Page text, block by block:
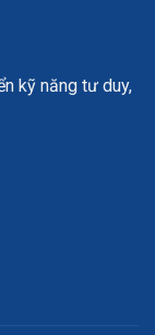
kỹ năng tư duy,